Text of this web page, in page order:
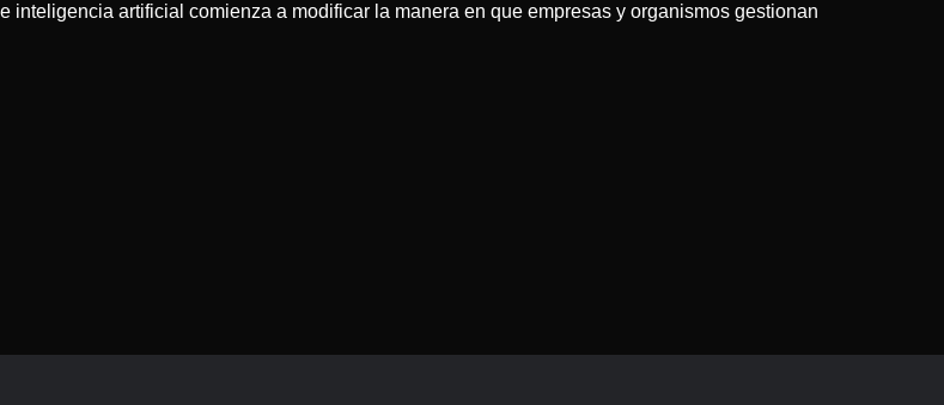
inteligencia artificial comienza a modificar la manera en que empresas y organismos gestionan